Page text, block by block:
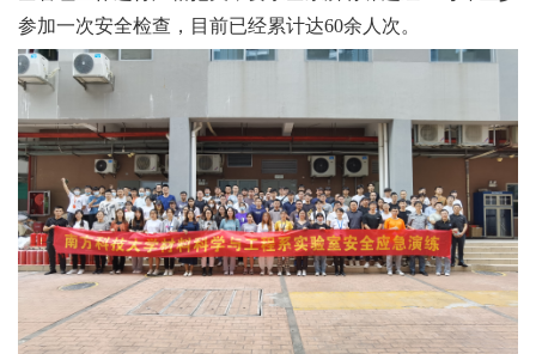
参加一次安全检查，目前已经累计达60余人次。